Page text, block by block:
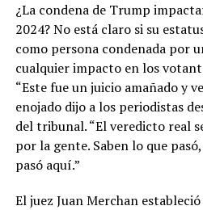
¿La condena de Trump
2024? No está claro si su
como persona condenada por
cualquier impacto en los
“Este fue un juicio amañado y
enojado dijo a los periodistas
del tribunal. “El veredicto real
por la gente. Saben lo que
pasó aquí.”
El juez Juan Merchan